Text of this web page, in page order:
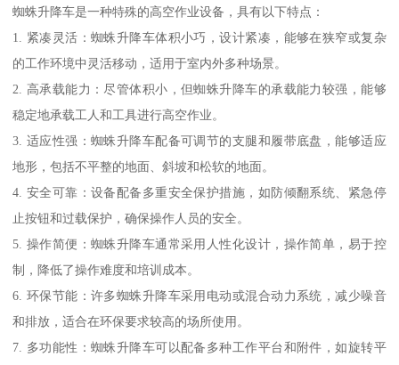
蜘蛛升降车是一种特殊的高空作业设备，具有以下特点：
1. 紧凑灵活：蜘蛛升降车体积小巧，设计紧凑，能够在狭窄或复杂
的工作环境中灵活移动，适用于室内外多种场景。
2. 高承载能力：尽管体积小，但蜘蛛升降车的承载能力较强，能够
稳定地承载工人和工具进行高空作业。
3. 适应性强：蜘蛛升降车配备可调节的支腿和履带底盘，能够适应
地形，包括不平整的地面、斜坡和松软的地面。
4. 安全可靠：设备配备多重安全保护措施，如防倾翻系统、紧急停
止按钮和过载保护，确保操作人员的安全。
5. 操作简便：蜘蛛升降车通常采用人性化设计，操作简单，易于控
制，降低了操作难度和培训成本。
6. 环保节能：许多蜘蛛升降车采用电动或混合动力系统，减少噪音
和排放，适合在环保要求较高的场所使用。
7. 多功能性：蜘蛛升降车可以配备多种工作平台和附件，如旋转平